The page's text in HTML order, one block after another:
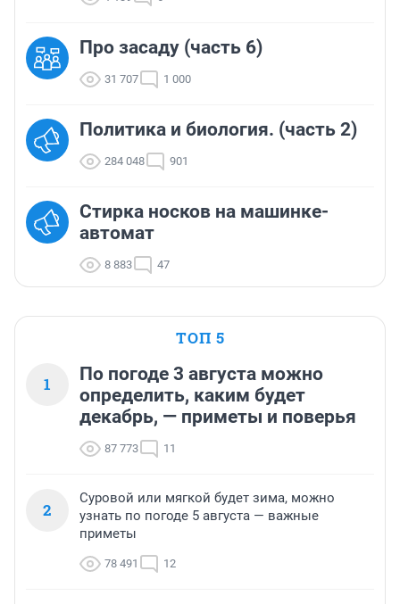
Про засаду (часть 6)
31 707 1 000
Политика и биология. (часть 2)
284 048 901
Стирка носков на машинке-
автомат
8 883 47
ТОП 5
1
По погоде 3 августа можно
определить, каким будет
декабрь, — приметы и поверья
87 773 11
2
Суровой или мягкой будет зима, можно
узнать по погоде 5 августа — важные
приметы
78 491 12